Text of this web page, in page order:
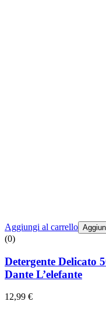
Aggiungi al carrello
(0)
Detergente
Dante L’elefante
12,99 €